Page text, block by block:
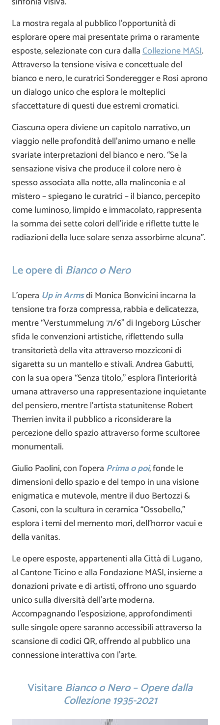
La mostra regala al pubblico l’opportunità di
esplorare opere mai presentate prima o raramente
esposte, selezionate con cura dallaCollezione MASI.
Attraverso la tensione visiva e concettuale del
bianco e nero, le curatrici Sonderegger e Rosi aprono
un dialogo unico che esplora le molteplici
sfaccettature di questi due estremi cromatici.
Ciascuna opera diviene un capitolo narrativo, un
viaggio nelle profondità dell’animo umano e nelle
svariate interpretazioni del bianco e nero. “Se la
sensazione visiva che produce il colore nero è
spesso associata alla notte, alla malinconia e al
mistero – spiegano le curatrici – il bianco, percepito
come luminoso, limpido e immacolato, rappresenta
la somma dei sette colori dell’iride e riflette tutte le
radiazioni della luce solare senza assorbirne alcuna”.
Le opere di Bianco o Nero
L’opera Up in Armsdi Monica Bonvicini incarna la
tensione tra forza compressa, rabbia e delicatezza,
mentre “Verstummelung 71/6” di Ingeborg Lüscher
sfida le convenzioni artistiche, riflettendo sulla
transitorietà della vita attraverso mozziconi di
sigaretta su un mantello e stivali. Andrea Gabutti,
con la sua opera “Senza titolo,” esplora l’interiorità
umana attraverso una rappresentazione inquietante
del pensiero, mentre l’artista statunitense Robert
Therrien invita il pubblico a riconsiderare la
percezione dello spazio attraverso forme scultoree
monumentali.
Giulio Paolini, con l’opera Prima o poi, fonde le
dimensioni dello spazio e del tempo in una visione
enigmatica e mutevole, mentre il duo Bertozzi &
Casoni, con la scultura in ceramica “Ossobello,”
esplora i temi del memento mori, dell’horror vacui e
della vanitas.
Le opere esposte, appartenenti alla Città di Lugano,
al Cantone Ticino e alla Fondazione MASI, insieme a
donazioni private e di artisti, offrono uno sguardo
unico sulla diversità dell’arte moderna.
Accompagnando l’esposizione, approfondimenti
sulle singole opere saranno accessibili attraverso la
scansione di codici QR, offrendo al pubblico una
connessione interattiva con l’arte.
VisitareBianco o Nero – Opere dalla
Collezione 1935-2021